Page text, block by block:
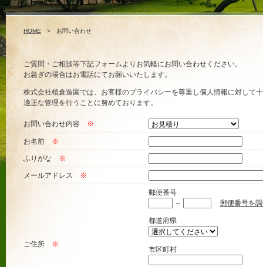
HOME お問い合わせ
ご質問・ご相談等下記フォームよりお気軽にお問い合わせください。
お急ぎの場合はお電話にてお願いいたします。
株式会社植倉造園では、お客様のプライバシーを尊重し個人情報に対して
適正な管理を行うことに努めております。
お問い合わせ内容 ※
お名前 ※
ふりがな ※
メールアドレス ※
ご住所 ※
郵便番号
－
郵便番号を
都道府県
市区町村